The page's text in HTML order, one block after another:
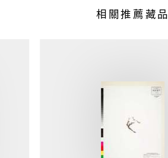
相關推薦藏品